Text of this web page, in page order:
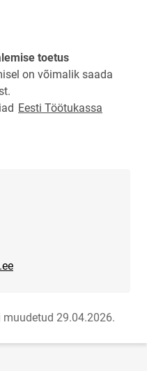
page
on new page
toetus
on võimalik saada
Eesti Töötukassa
29.04.2026.